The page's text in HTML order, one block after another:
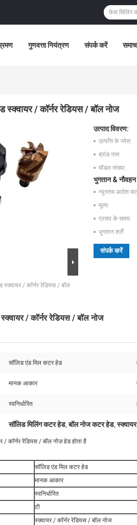
गुणवत्ता नियंत्रण संपर्क करें
स्क्वायर / कॉर्नर रेडियस / बॉल नोज
/ कॉर्नर रेडियस / बॉल
उत्पाद विवरण:
उत्पत्ति के प्लेस:
ब्रांड नाम:
मॉडल संख्या:
भुगतान & नौवहन
न्यूनतम आदेश
मूल्य:
प्रसव के समय:
भुगतान शर्तें:
संपर्क करें
/ कॉर्नर रेडियस / बॉल नोज
सॉलिड एंड मिल कटर हेड
मानक आकार
स्वनिर्धारित
सॉलिड मिलिंग कटर हेड,बॉल नोज कटर हेड,
कॉर्नर रेडियस / बॉल नोज़ हेड होता है
सॉलिड एंड मिल कटर हेड
मानक आकार
स्वनिर्धारित
टी
स्क्वायर / कॉर्नर रेडियस / बॉल नोज